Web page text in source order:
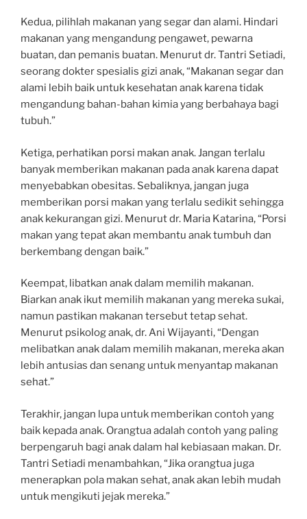
Kedua, pilihlah makanan yang segar dan alami. Hindari
makanan yang mengandung pengawet, pewarna
buatan, dan pemanis buatan. Menurut dr. Tantri Setiadi,
seorang dokter spesialis gizi anak, “Makanan segar dan
alami lebih baik untuk kesehatan anak karena tidak
mengandung bahan-bahan kimia yang berbahaya bagi
tubuh.”
Ketiga, perhatikan porsi makan anak. Jangan terlalu
banyak memberikan makanan pada anak karena dapat
menyebabkan obesitas. Sebaliknya, jangan juga
memberikan porsi makan yang terlalu sedikit sehingga
anak kekurangan gizi. Menurut dr. Maria Katarina, “Porsi
makan yang tepat akan membantu anak tumbuh dan
berkembang dengan baik.”
Keempat, libatkan anak dalam memilih makanan.
Biarkan anak ikut memilih makanan yang mereka sukai,
namun pastikan makanan tersebut tetap sehat.
Menurut psikolog anak, dr. Ani Wijayanti, “Dengan
melibatkan anak dalam memilih makanan, mereka akan
lebih antusias dan senang untuk menyantap makanan
sehat.”
Terakhir, jangan lupa untuk memberikan contoh yang
baik kepada anak. Orangtua adalah contoh yang paling
berpengaruh bagi anak dalam hal kebiasaan makan. Dr.
Tantri Setiadi menambahkan, “Jika orangtua juga
menerapkan pola makan sehat, anak akan lebih mudah
untuk mengikuti jejak mereka.”